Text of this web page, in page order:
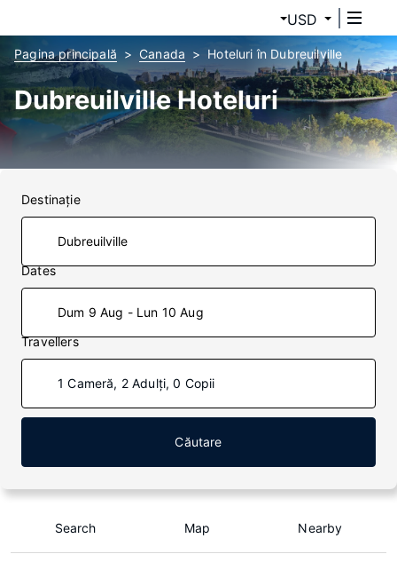
USD
Pagina principală Canada Hoteluri în Dubreuilville
Dubreuilville Hoteluri
Destinaţie
Dates
Dum 9 Aug - Lun 10 Aug
Travellers
1 Cameră, 2 Adulți, 0 Copii
Căutare
Search Map Nearby